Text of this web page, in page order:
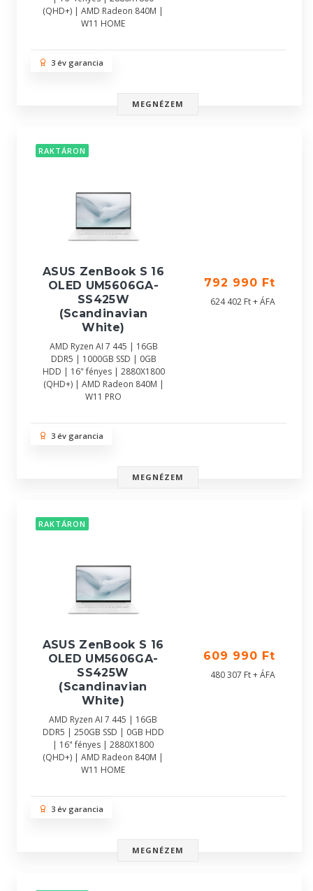
(QHD+) | AMD Radeon 840M |
W11 HOME
3 év garancia
MEGNÉZEM
RAKTÁRON
ASUS ZenBook S 16
OLED UM5606GA-
SS425W
(Scandinavian
White)
AMD Ryzen AI 7 445 | 16GB
DDR5 | 1000GB SSD | 0GB
HDD | 16" fényes | 2880X1800
(QHD+) | AMD Radeon 840M |
W11 PRO
792 990 Ft
624 402 Ft + ÁFA
3 év garancia
MEGNÉZEM
RAKTÁRON
ASUS ZenBook S 16
OLED UM5606GA-
SS425W
(Scandinavian
White)
AMD Ryzen AI 7 445 | 16GB
DDR5 | 250GB SSD | 0GB HDD
| 16" fényes | 2880X1800
(QHD+) | AMD Radeon 840M |
W11 HOME
609 990 Ft
480 307 Ft + ÁFA
3 év garancia
MEGNÉZEM